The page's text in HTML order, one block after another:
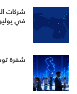
في يوليو 2026.. والسعودية تعود إلى
شفرة